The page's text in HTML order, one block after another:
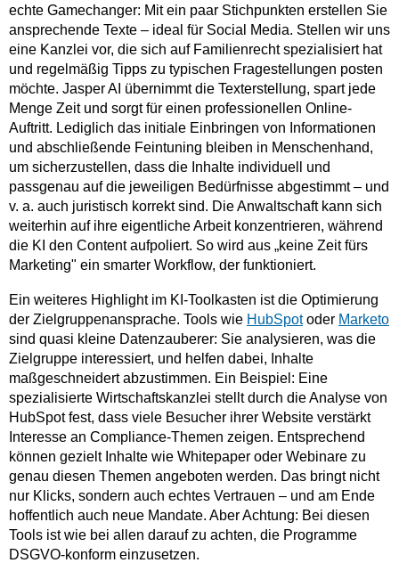
echte Gamechanger: Mit ein paar Stichpunkten erstellen Sie
ansprechende Texte – ideal für Social Media. Stellen wir uns
eine Kanzlei vor, die sich auf Familienrecht spezialisiert hat
und regelmäßig Tipps zu typischen Fragestellungen posten
möchte. Jasper AI übernimmt die Texterstellung, spart jede
Menge Zeit und sorgt für einen professionellen Online-
Auftritt. Lediglich das initiale Einbringen von Informationen
und abschließende Feintuning bleiben in Menschenhand,
um sicherzustellen, dass die Inhalte individuell und
passgenau auf die jeweiligen Bedürfnisse abgestimmt – und
v. a. auch juristisch korrekt sind. Die Anwaltschaft kann sich
weiterhin auf ihre eigentliche Arbeit konzentrieren, während
die KI den Content aufpoliert. So wird aus „keine Zeit fürs
Marketing" ein smarter Workflow, der funktioniert.
Ein weiteres Highlight im KI-Toolkasten ist die Optimierung
der Zielgruppenansprache. Tools wie HubSpotoder Marketo
sind quasi kleine Datenzauberer: Sie analysieren, was die
Zielgruppe interessiert, und helfen dabei, Inhalte
maßgeschneidert abzustimmen. Ein Beispiel: Eine
spezialisierte Wirtschaftskanzlei stellt durch die Analyse von
HubSpot fest, dass viele Besucher ihrer Website verstärkt
Interesse an Compliance-Themen zeigen. Entsprechend
können gezielt Inhalte wie Whitepaper oder Webinare zu
genau diesen Themen angeboten werden. Das bringt nicht
nur Klicks, sondern auch echtes Vertrauen – und am Ende
hoffentlich auch neue Mandate. Aber Achtung: Bei diesen
Tools ist wie bei allen darauf zu achten, die Programme
DSGVO-konform einzusetzen.